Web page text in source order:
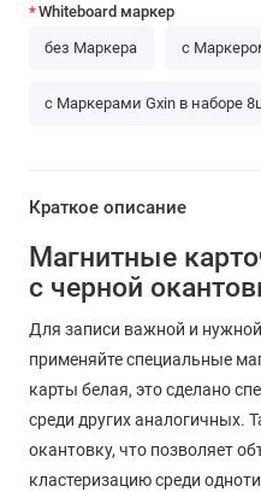
Whiteboard маркер
без Маркера с
с Маркерами Gxin в наборе
Краткое описание
Магнитные
с черной
Для записи важной и
применяйте специальные
карты белая, это сделано
среди других аналогичных.
окантовку, что позволяет
кластеризацию среди